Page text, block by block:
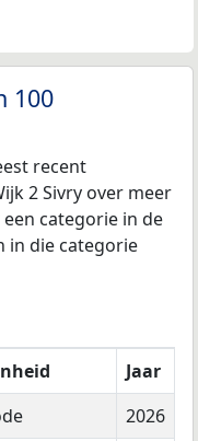
100
recent
2 Sivry over meer
categorie in de
in die categorie
Jaar
2026